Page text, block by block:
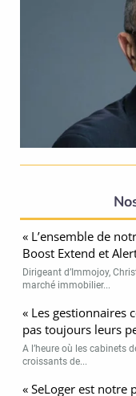
« L’ensemble de
Boost Extend et
Dirigeant d’Immojoy,
marché immobilier...
« Les gestionnaires
pas toujours leurs
A l’heure où les cabinets
croissants de...
« SeLoger est notre